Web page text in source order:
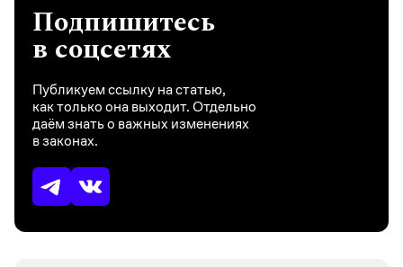
Подпишитесь
в соцсетях
Публикуем ссылку на статью,
как только она выходит. Отдельно
даём знать о важных изменениях
в законах.